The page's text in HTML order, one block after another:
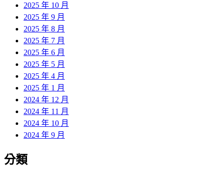
2025 年 10 月
2025 年 9 月
2025 年 8 月
2025 年 7 月
2025 年 6 月
2025 年 5 月
2025 年 4 月
2025 年 1 月
2024 年 12 月
2024 年 11 月
2024 年 10 月
2024 年 9 月
分類